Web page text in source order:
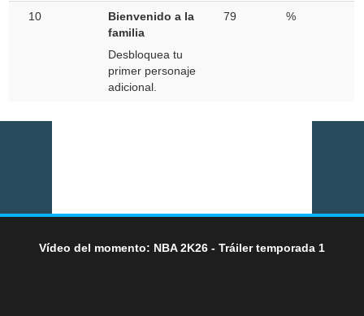
10
Bienvenido a la
familia
Desbloquea tu
primer personaje
adicional.
79 %
Vídeo del momento: NBA 2K26 - Tráiler temporada 1